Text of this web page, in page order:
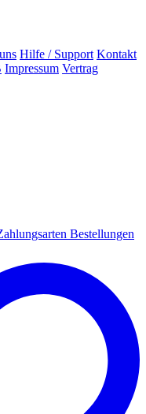
Hilfe / Support Kontakt
Impressum Vertrag
Bestellungen